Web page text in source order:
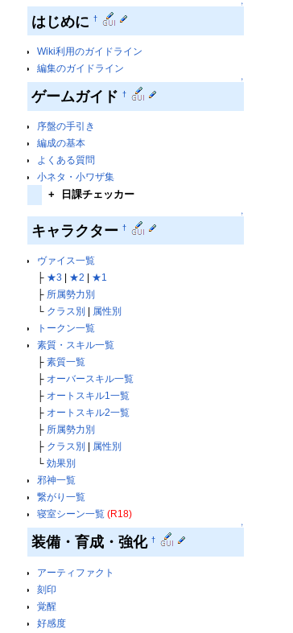
↑
はじめに†
Wiki利用のガイドライン
編集のガイドライン
↑
ゲームガイド†
序盤の手引き
編成の基本
よくある質問
小ネタ・小ワザ集
+ 日課チェッカー
↑
キャラクター†
ヴァイス一覧
├ ★3 | ★2 | ★1
├ 所属勢力別
└ クラス別 | 属性別
トークン一覧
素質・スキル一覧
├ 素質一覧
├ オーバースキル一覧
├ オートスキル1一覧
├ オートスキル2一覧
├ 所属勢力別
├ クラス別 | 属性別
└ 効果別
邪神一覧
繋がり一覧
寝室シーン一覧 (R18)
↑
装備・育成・強化†
アーティファクト
刻印
覚醒
好感度